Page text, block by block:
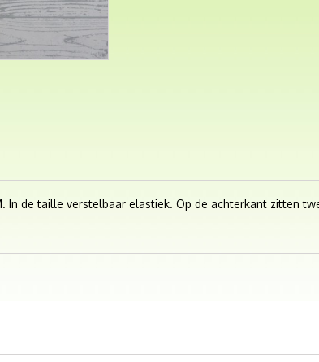
de taille verstelbaar elastiek. Op de achterkant zitten